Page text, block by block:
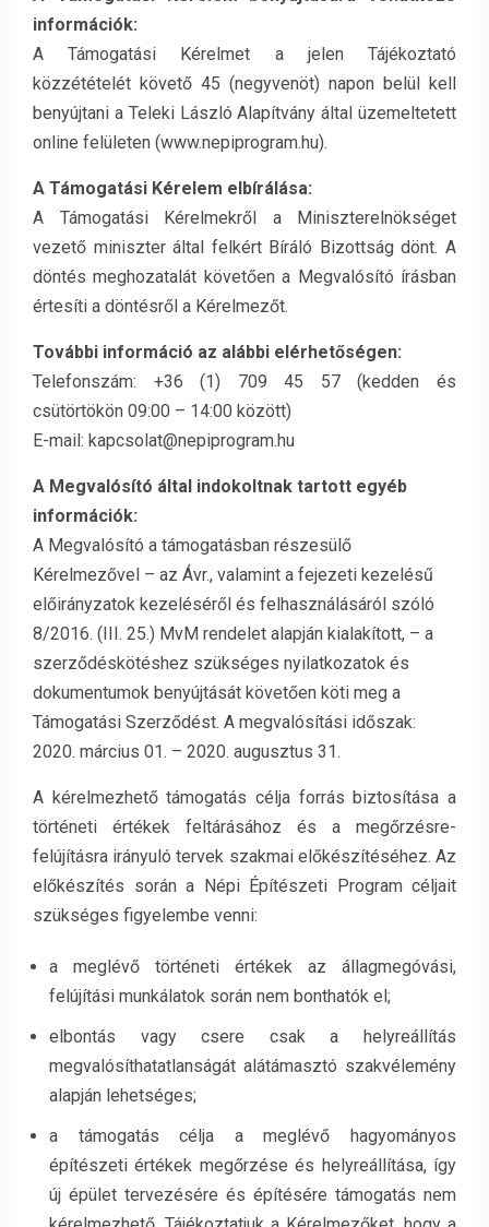
információk:
A Támogatási Kérelmet a jelen Tájékoztató
közzétételét követő 45 (negyvenöt) napon belül kell
benyújtani a Teleki László Alapítvány által üzemeltetett
online felületen (www.nepiprogram.hu).
A Támogatási Kérelem elbírálása:
A Támogatási Kérelmekről a Miniszterelnökséget
vezető miniszter által felkért Bíráló Bizottság dönt. A
döntés meghozatalát követően a Megvalósító írásban
értesíti a döntésről a Kérelmezőt.
További információ az alábbi elérhetőségen:
Telefonszám: +36 (1) 709 45 57 (kedden és
csütörtökön 09:00 – 14:00 között)
E-mail: kapcsolat@nepiprogram.hu
A Megvalósító által indokoltnak tartott egyéb
információk:
A Megvalósító a támogatásban részesülő
Kérelmezővel – az Ávr., valamint a fejezeti kezelésű
előirányzatok kezeléséről és felhasználásáról szóló
8/2016. (III. 25.) MvM rendelet alapján kialakított, – a
szerződéskötéshez szükséges nyilatkozatok és
dokumentumok benyújtását követően köti meg a
Támogatási Szerződést. A megvalósítási időszak:
2020. március 01. – 2020. augusztus 31.
A kérelmezhető támogatás célja forrás biztosítása a
történeti értékek feltárásához és a megőrzésre-
felújításra irányuló tervek szakmai előkészítéséhez. Az
előkészítés során a Népi Építészeti Program céljait
szükséges figyelembe venni:
a meglévő történeti értékek az állagmegóvási,
felújítási munkálatok során nem bonthatók el;
elbontás vagy csere csak a helyreállítás
megvalósíthatatlanságát alátámasztó szakvélemény
alapján lehetséges;
a támogatás célja a meglévő hagyományos
építészeti értékek megőrzése és helyreállítása, így
új épület tervezésére és építésére támogatás nem